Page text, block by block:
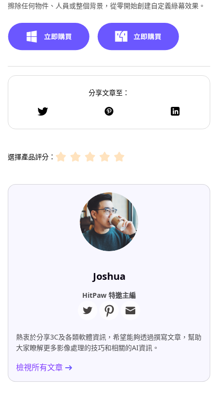
擦除任何物件、人員或整個背景，從零開始創建自定義綠幕效果。
分享文章至：
選擇產品評分：
Joshua
HitPaw 特邀主編
熱衷於分享3C及各類軟體資訊，希望能夠透過撰寫文章，幫助
大家瞭解更多影像處理的技巧和相關的AI資訊。
檢視所有文章